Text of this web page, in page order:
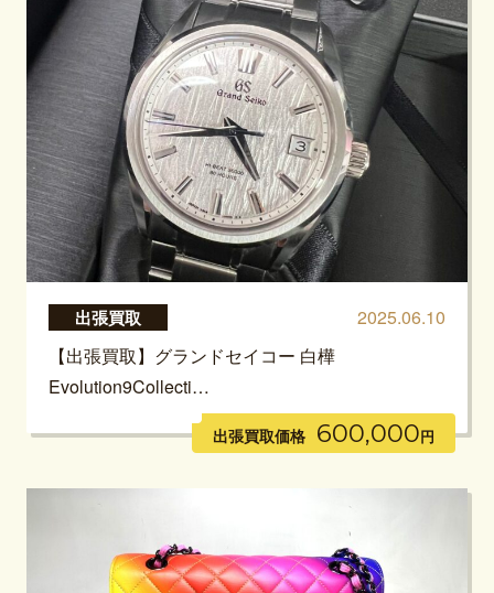
出張買取
2025.06.10
【出張買取】グランドセイコー 白樺
Evolution9Collecti…
出張買取価格 600,000円